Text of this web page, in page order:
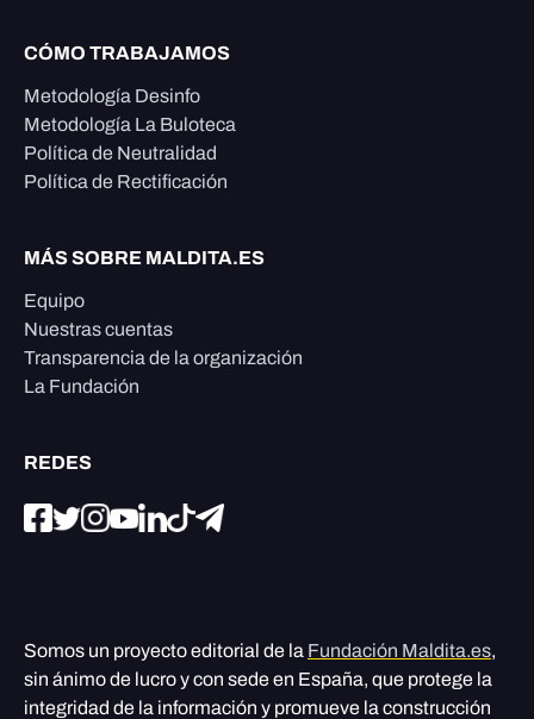
CÓMO TRABAJAMOS
Metodología Desinfo
Metodología La Buloteca
Política de Neutralidad
Política de Rectificación
MÁS SOBRE MALDITA.ES
Equipo
Nuestras cuentas
Transparencia de la organización
La Fundación
REDES
Somos un proyecto editorial de la Fundación Maldita.es,
sin ánimo de lucro y con sede en España, que protege la
integridad de la información y promueve la construcción